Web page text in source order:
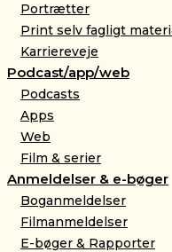
Portrætter
Print selv fagligt
Karriereveje
Podcast/app/web
Podcasts
Apps
Web
Film & serier
Anmeldelser & e-bøger
Boganmeldelser
Filmanmeldelser
E-bøger & Rapporter